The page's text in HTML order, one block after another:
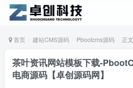
首页 建站CMS源码 Pbootcms源码 正文
茶叶资讯网站模板下载-
电商源码【卓创源码网】